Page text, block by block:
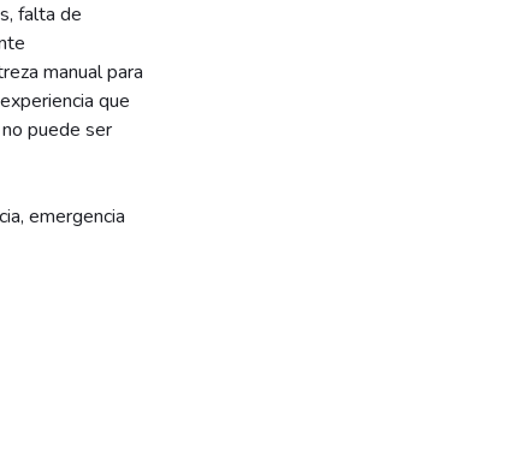
falta de
manual para
que
puede ser
emergencia